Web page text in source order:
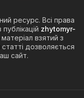
ресурс. Всі права
zhytomyr-
взятий з
дозволяється
сайт.